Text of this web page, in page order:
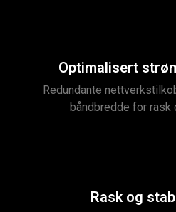
Optimalisert
Redundante
båndbredde for rask
Rask og